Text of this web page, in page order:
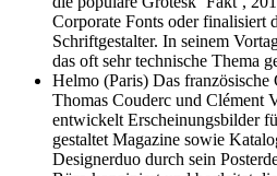
Corporate Fonts oder finalisiert
Schriftgestalter. In seinem
das oft sehr technische Thema
Helmo (Paris) Das
Thomas Couderc und Clément
entwickelt Erscheinungsbilder
gestaltet Magazine sowie
Designerduo durch sein